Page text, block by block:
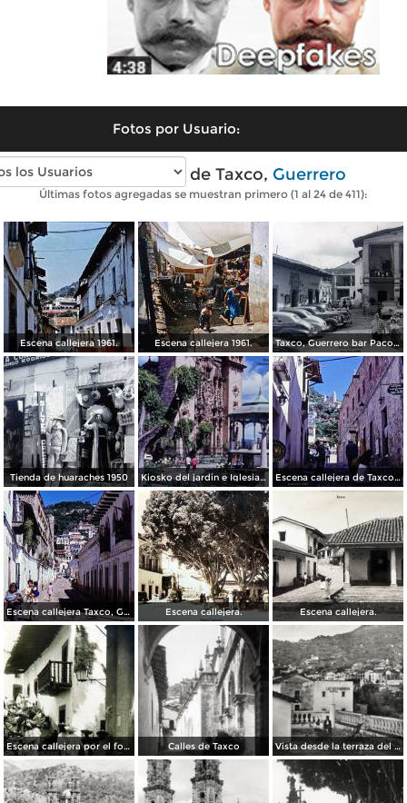
Fotos por Usuario:
Fotos antiguas de Taxco, Guerrero
Últimas fotos agregadas se muestran primero (1 al 24 de 411):
Escena callejera 1961. Escena callejera 1961. Taxco, Guerrero bar Paco 1950
Tienda de huaraches 1950 Kiosko del jardin e Iglesia de Taxco, Guerrero 1967. Escena callejera de Taxco, Guerrero 1967.
Escena callejera Taxco, Guerrero 1967. Escena callejera. Escena callejera.
Escena callejera por el fotografo Hugo Brehme. Calles de Taxco Vista desde la terraza del Hotel Taxqueño